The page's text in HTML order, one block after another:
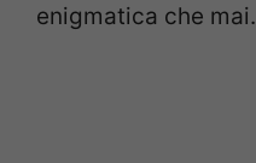
enigmatica che mai.